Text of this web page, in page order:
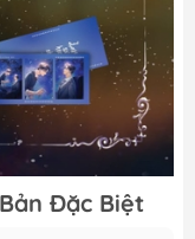
Đặc Biệt